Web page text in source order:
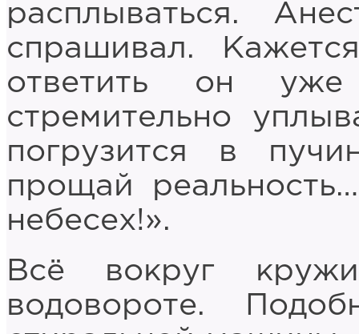
расплываться.
спрашивал.
ответить он
стремительно
погрузится в
прощай
небесех!».
Всё вокруг
водовороте.